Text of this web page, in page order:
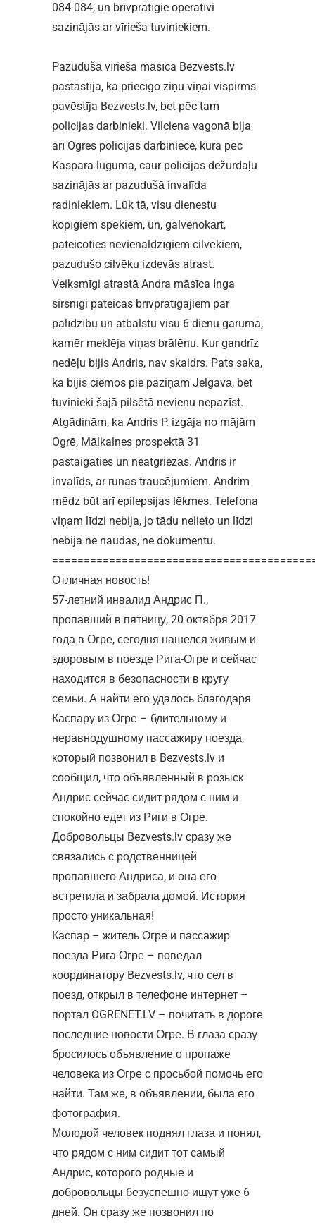
084 084, un brīvprātīgie operatīvi
sazinājās ar vīrieša tuviniekiem.
Pazudušā vīrieša māsīca Bezvests.lv
pastāstīja, ka priecīgo ziņu viņai vispirms
pavēstīja Bezvests.lv, bet pēc tam
policijas darbinieki. Vilciena vagonā bija
arī Ogres policijas darbiniece, kura pēc
Kaspara lūguma, caur policijas dežūrdaļu
sazinājās ar pazudušā invalīda
radiniekiem. Lūk tā, visu dienestu
kopīgiem spēkiem, un, galvenokārt,
pateicoties nevienaldzīgiem cilvēkiem,
pazudušo cilvēku izdevās atrast.
Veiksmīgi atrastā Andra māsīca Inga
sirsnīgi pateicas brīvprātīgajiem par
palīdzību un atbalstu visu 6 dienu garumā,
kamēr meklēja viņas brālēnu. Kur gandrīz
nedēļu bijis Andris, nav skaidrs. Pats saka,
ka bijis ciemos pie paziņām Jelgavā, bet
tuvinieki šajā pilsētā nevienu nepazīst.
Atgādinām, ka Andris P. izgāja no mājām
Ogrē, Mālkalnes prospektā 31
pastaigāties un neatgriezās. Andris ir
invalīds, ar runas traucējumiem. Andrim
mēdz būt arī epilepsijas lēkmes. Telefona
viņam līdzi nebija, jo tādu nelieto un līdzi
nebija ne naudas, ne dokumentu.
Отличная новость!
57-летний инвалид Андрис П.,
пропавший в пятницу, 20 октября 2017
года в Огре, сегодня нашелся живым и
здоровым в поезде Рига-Огре и сейчас
находится в безопасности в кругу
семьи. А найти его удалось благодаря
Каспару из Огре – бдительному и
неравнодушному пассажиру поезда,
который позвонил в Bezvests.lv и
сообщил, что объявленный в розыск
Андрис сейчас сидит рядом с ним и
спокойно едет из Риги в Огре.
Добровольцы Bezvests.lv сразу же
связались с родственницей
пропавшего Андриса, и она его
встретила и забрала домой. История
просто уникальная!
Каспар – житель Огре и пассажир
поезда Рига-Огре – поведал
координатору Bezvests.lv, что сел в
поезд, открыл в телефоне интернет –
портал OGRENET.LV – почитать в дороге
последние новости Огре. В глаза сразу
бросилось объявление о пропаже
человека из Огре с просьбой помочь его
найти. Там же, в объявлении, была его
фотография.
Молодой человек поднял глаза и понял,
что рядом с ним сидит тот самый
Андрис, которого родные и
добровольцы безуспешно ищут уже 6
дней. Он сразу же позвонил по